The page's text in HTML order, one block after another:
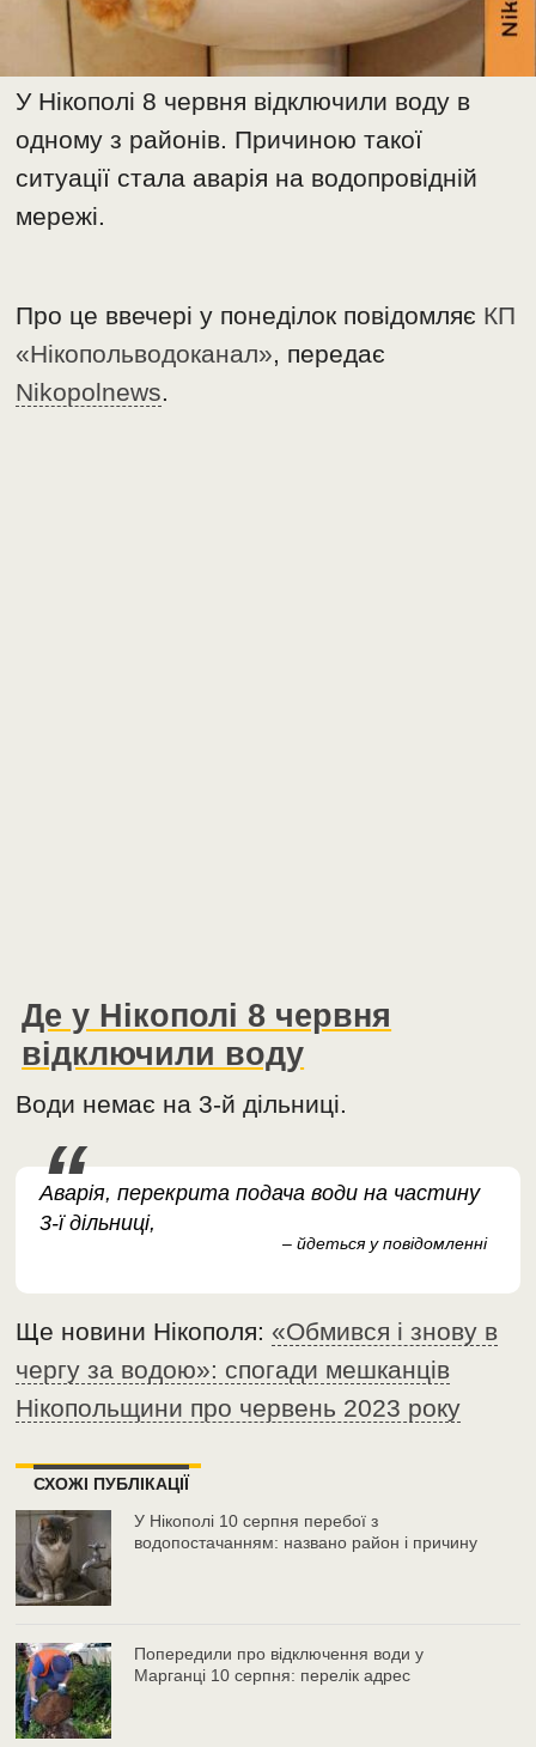
У Нікополі 8 червня відключили воду в
одному з районів. Причиною такої
ситуації стала аварія на водопровідній
мережі.
Про це ввечері у понеділок повідомляє КП
«Нікопольводоканал», передає
Nikopolnews.
Де у Нікополі 8 червня
відключили воду
Води немає на 3-й дільниці.
Аварія, перекрита подача води на частину
3-ї дільниці,
– йдеться у повідомленні
Ще новини Нікополя:«Обмився і знову в
чергу за водою»: спогади мешканців
Нікопольщини про червень 2023 року
СХОЖІ ПУБЛІКАЦІЇ
У Нікополі 10 серпня перебої з
водопостачанням: названо район і причину
Попередили про відключення води у
Марганці 10 серпня: перелік адрес